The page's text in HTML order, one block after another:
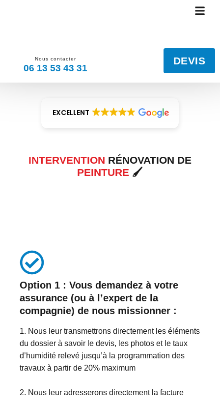
Nous contacter
06 13 53 43 31
DEVIS
EXCELLENT
INTERVENTION RÉNOVATION DE
PEINTURE 🖌️
Option 1 : Vous demandez à votre
assurance (ou à l’expert de la
compagnie) de nous missionner :
1. Nous leur transmettrons directement les éléments
du dossier à savoir le devis, les photos et le taux
d’humidité relevé jusqu’à la programmation des
travaux à partir de 20% maximum
2. Nous leur adresserons directement la facture